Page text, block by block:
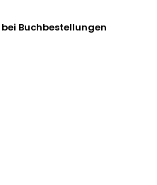
bei Buchbestellungen